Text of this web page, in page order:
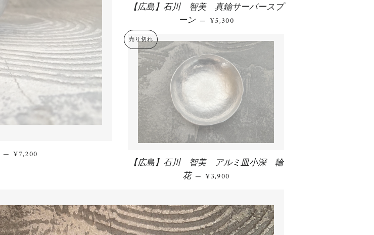
— 通常価格
¥7,200
【広島】石川 智美 真鍮サーバースプ
ーン — 通常価格
¥5,300
売り切れ
【広島】石川 智美 アルミ皿小深 輪
花 — 通常価格
¥3,900